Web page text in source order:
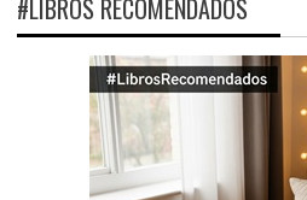
#LIBROS RECOMENDADOS